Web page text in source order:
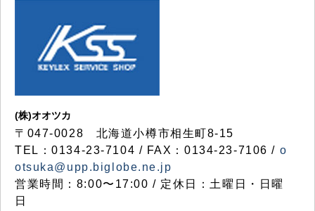
(株)オオツカ
〒047-0028 北海道小樽市相生町8-15
TEL：0134-23-7104 / FAX：0134-23-7106 / o
otsuka@upp.biglobe.ne.jp
営業時間：8:00〜17:00 / 定休日：土曜日・日曜
日